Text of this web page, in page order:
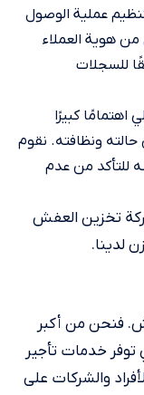
عملية الوصول
هوية العملاء
للسجلات
اهتمامًا كبيرًا
ونظافته. نقوم
من عدم
تخزين العفش
لدينا.
فنحن من أكبر
توفر خدمات تأجير
والشركات على